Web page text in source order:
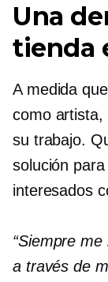
Una
tienda
A medida
como artista,
su trabajo.
solución
interesados
“Siempre
a través de